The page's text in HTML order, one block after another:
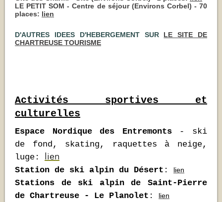
LE PETIT SOM - Centre de séjour (Environs Corbel) - 70
places: lien
D'AUTRES IDEES D'HEBERGEMENT SUR LE SITE DE
CHARTREUSE TOURISME
Activités sportives et
culturelles
Espace Nordique des Entremonts- ski
de fond, skating, raquettes à neige,
luge:
lien
Station de ski alpin du Désert : lien
Stations de ski alpin de Saint-Pierre
de Chartreuse - Le Planolet : lien